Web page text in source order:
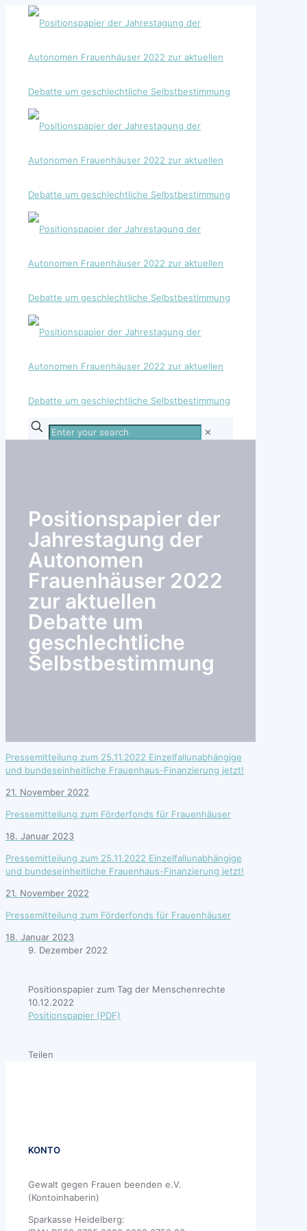
Enter
your
✕
Positionspapier der
Jahrestagung der
Autonomen
Frauenhäuser 2022
zur aktuellen
Debatte um
geschlechtliche
Selbstbestimmung
Pressemitteilung zum 25.11.2022 Einzelfallunabhängige
und bundeseinheitliche Frauenhaus-Finanzierung jetzt!
21. November 2022
Pressemitteilung zum Förderfonds für Frauenhäuser
18. Januar 2023
Pressemitteilung zum 25.11.2022 Einzelfallunabhängige
und bundeseinheitliche Frauenhaus-Finanzierung jetzt!
21. November 2022
Pressemitteilung zum Förderfonds für Frauenhäuser
18. Januar 2023
9. Dezember 2022
Positionspapier zum Tag der Menschenrechte
10.12.2022
Positionspapier (PDF)
Teilen
KONTO
Gewalt gegen Frauen beenden e.V.
(Kontoinhaberin)
Sparkasse Heidelberg: